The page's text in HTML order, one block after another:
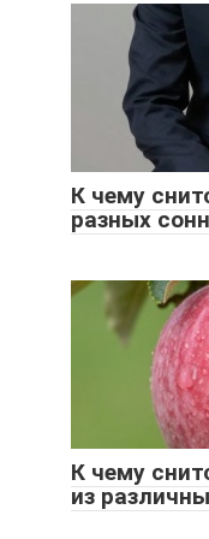
К чему
разных
К чему
из